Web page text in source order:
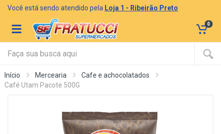
Você está sendo atendido pela Loja 1 - Ribeirão Preto
0
Início Mercearia
Cafe e achocolatados
Café Utam Pacote 500G